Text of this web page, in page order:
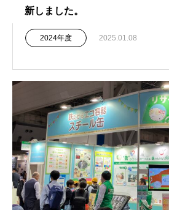
新しました。
2024年度 2025.01.08